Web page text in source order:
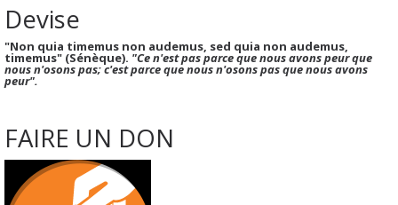
Devise
"Non quia timemus non audemus, sed quia non audemus,
timemus" (Sénèque). "Ce n'est pas parce que nous avons peur que
nous n'osons pas; c'est parce que nous n'osons pas que nous avons
peur".
FAIRE UN DON